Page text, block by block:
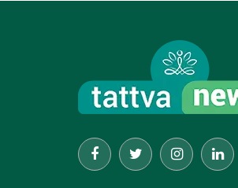
FacebookTwitter Instagram